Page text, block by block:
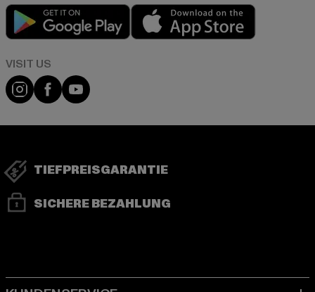
Play market
Visit our Instagram page:
Visit our Facebook page:
Visit our YouTube channel:
TIEFPREISGARANTIE
SICHERE BEZAHLUNG